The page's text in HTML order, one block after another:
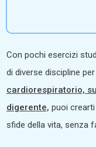
Con pochi esercizi
di diverse discipline
cardiorespiratorio,
digerente, puoi
sfide della vita, senza